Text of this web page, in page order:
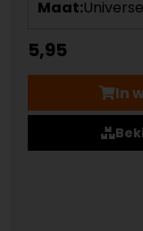
Maat:
5,95
In